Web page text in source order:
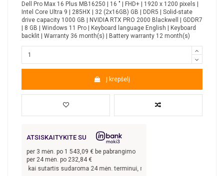
Dell Pro Max 16 Plus MB16250 | 16 " | FHD+ | 1920 x 1200 pixels |
Intel Core Ultra 9 | 285HX | 32 (2x16GB) GB | DDR5 | Solid-state
drive capacity 1000 GB | NVIDIA RTX PRO 2000 Blackwell | GDDR7
| 8 GB | Windows 11 Pro | Keyboard language English | Keyboard
backlit | Warranty 36 month(s) | Battery warranty 12 month(s)
Į krepšelį
ATSISKAITYKITE SU
per 3 mėn. po 1 543,09 € be pabrangimo
per 24 mėn. po 232,84€
€, kai sutartis sudaroma 24 mėn. terminui, metinė palūkanų norma –